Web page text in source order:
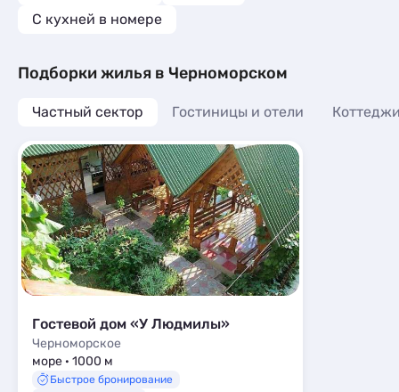
C кухней в номере
Подборки жилья в Черноморском
Частный сектор Гостиницы и отели
Гостевой дом «У Людмилы»
Черноморское
море · 1000 м
Быстрое бронирование